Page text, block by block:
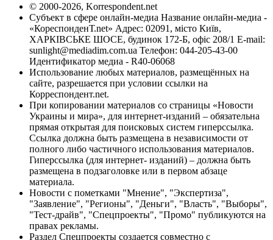
© 2000-2026, Korrespondent.net
Субъект в сфере онлайн-медиа Название онлайн-медиа -
«КореспонденТ.net» Адрес: 02091, місто Київ,
ХАРКІВСЬКЕ ШОСЕ, будинок 172-Б, офіс 208/1 E-mail:
sunlight@mediadim.com.ua Телефон: 044-205-43-00
Идентификатор медиа - R40-06068
Использование любых материалов, размещённых на
сайте, разрешается при условии ссылки на
Корреспондент.net.
При копировании материалов со страницы «Новости
Украины и мира», для интернет-изданий – обязательна
прямая открытая для поисковых систем гиперссылка.
Ссылка должна быть размещена в независимости от
полного либо частичного использования материалов.
Гиперссылка (для интернет- изданий) – должна быть
размещена в подзаголовке или в первом абзаце
материала.
Новости с пометками "Мнение", "Экспертиза",
"Заявление", "Регионы", "Деньги", "Власть", "Выборы",
"Тест-драйв", "Спецпроекты", "Промо" публикуются на
правах рекламы.
Раздел Спецпроекты создается совместно с